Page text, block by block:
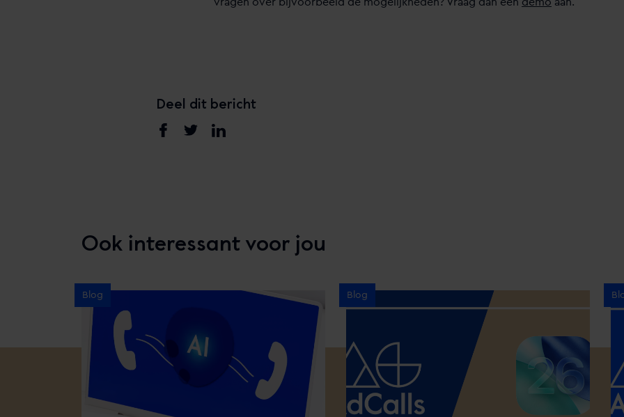
Deel dit bericht
Ook interessant voor jou
Blog Blog